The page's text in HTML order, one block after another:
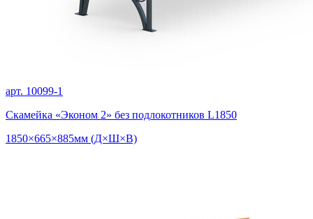
арт. 10099-1
Скамейка «Эконом 2» без подлокотников L1850
1850×665×885мм (Д×Ш×В)